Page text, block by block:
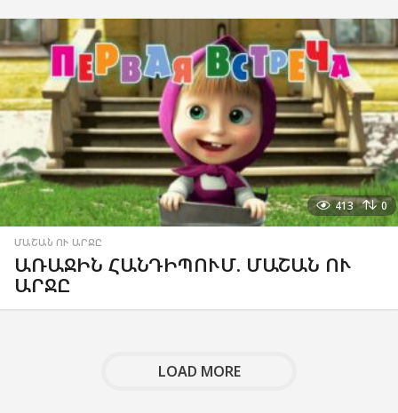
413 0
ՄԱՇԱՆ ՈՒ ԱՐՋԸ
ԱՌԱՋԻՆ ՀԱՆԴԻՊՈՒՄ. ՄԱՇԱՆ ՈՒ
ԱՐՋԸ
LOAD MORE